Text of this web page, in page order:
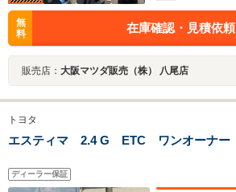
無
料
在庫確認・見積依頼
販売店： 大阪マツダ販売（株） 八尾店
トヨタ
エスティマ 2.4 G ETC ワンオーナー
ディーラー保証